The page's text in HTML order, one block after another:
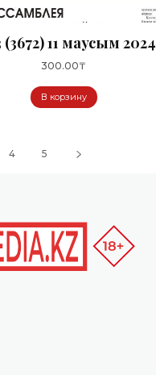
11 маусым 2024
300.00₸
В корзину
4 5